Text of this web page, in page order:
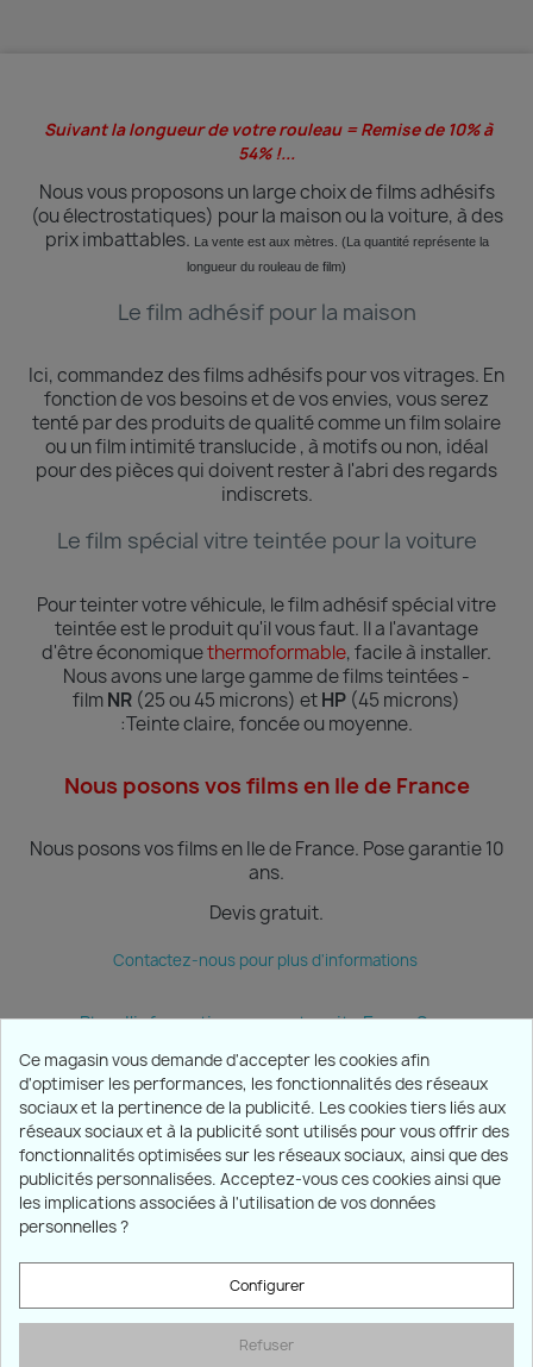
Suivant la longueur de votre rouleau = Remise de 10% à
54% !...
Nous vous proposons un large choix de films adhésifs
(ou électrostatiques) pour la maison ou la voiture, à des
prix imbattables.
La vente est aux mètres. (La quantité représentela
longueur du rouleau de film)
Le film adhésif pour la maison
Ici, commandez des films adhésifs pour vos vitrages. En
fonction de vos besoins et de vos envies, vous serez
tenté par des produits de qualité comme un film solaire
ou un film intimité translucide , à motifs ou non, idéal
pour des pièces qui doivent rester à l'abri des regards
indiscrets.
Le film spécial vitre teintée pour la voiture
Pour teinter votre véhicule, le film adhésif spécial vitre
teintée est le produit qu'il vous faut. Il a l'avantage
d'être économiquethermoformable, facile à installer.
Nous avons une large gamme de films teintées -
filmNR (25 ou 45 microns) etHP (45 microns)
:Teinteclaire, foncée ou moyenne.
Nous posons vos films en Ile de France
Nous posons vos films en Ile de France. Pose garantie 10
ans.
Devis gratuit.
Contactez-nous pour plus d'informations
Plus d'informations sur notre site Ecran Sun
PRODUITS 
NOTRE SOCIÉTÉ 
INFORMATIONS keyboard_arrow_down
Marchand approuvé par la Société des Avis Garantis,
Ce magasin vous demande d'accepter les cookies afin
d'optimiser les performances, les fonctionnalités des réseaux
sociaux et la pertinence de la publicité. Les cookies tiers liés aux
réseaux sociaux et à la publicité sont utilisés pour vous offrir des
fonctionnalités optimisées sur les réseaux sociaux, ainsi que des
publicités personnalisées. Acceptez-vous ces cookies ainsi que
les implications associées à l'utilisation de vos données
personnelles ?
Configurer
Refuser